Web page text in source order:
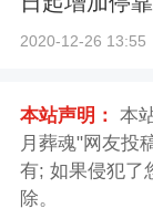
侧站点
2020-12-26 13:55
本站声明： 本
月葬魂"网友投
有; 如果侵犯了
除。